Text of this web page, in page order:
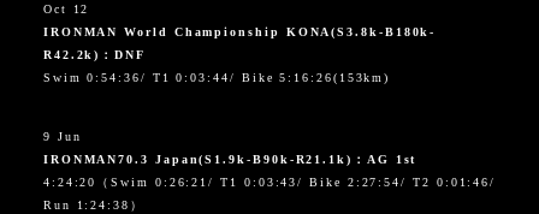
Oct 12
IRONMAN World Championship KONA(S3.8k-B180k-
R42.2k)：DNF
Swim 0:54:36/ T1 0:03:44/ Bike 5:16:26(153km)
9 Jun
IRONMAN70.3 Japan(S1.9k-B90k-R21.1k)：
AG 1st
4:24:20
（Swim 0:26:21/ T1 0:03:43/ Bike 2:27:54/ T2 0:01:46/
Run 1:24:38 ）